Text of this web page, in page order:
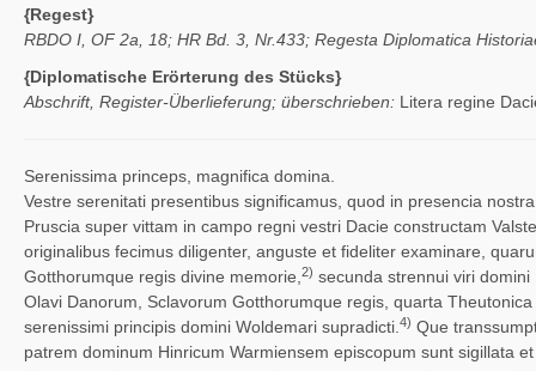
{Regest}
RBDO I, OF 2a, 18; HR Bd. 3, Nr.433; Regesta Diplomatica
{Diplomatische Erörterung des Stücks}
Abschrift, Register-Überlieferung; überschrieben: Litera regine
Serenissima princeps, magnifica domina.
Vestre serenitati presentibus significamus, quod in presencia
Pruscia super vittam in campo regni vestri Dacie constructam
originalibus fecimus diligenter, anguste et fideliter examinare,
Gotthorumque regis divine memorie, 2) secunda strennui viri
Olavi Danorum, Sclavorum Gotthorumque regis, quarta
serenissimi principis domini Woldemari supradicti. 4) Que
patrem dominum Hinricum Warmiensem episcopum sunt sigillata